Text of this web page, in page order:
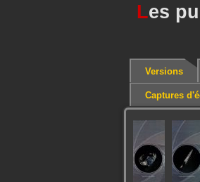
Les
Versions
Captures